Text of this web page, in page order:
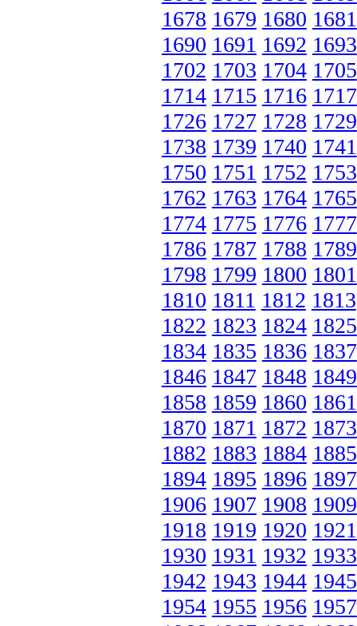
1678 1679 1680 1681
1690 1691 1692 1693
1702 1703 1704 1705
1714 1715 1716 1717
1726 1727 1728 1729
1738 1739 1740 1741
1750 1751 1752 1753
1762 1763 1764 1765
1774 1775 1776 1777
1786 1787 1788 1789
1798 1799 1800 1801
1810 1811 1812 1813
1822 1823 1824 1825
1834 1835 1836 1837
1846 1847 1848 1849
1858 1859 1860 1861
1870 1871 1872 1873
1882 1883 1884 1885
1894 1895 1896 1897
1906 1907 1908 1909
1918 1919 1920 1921
1930 1931 1932 1933
1942 1943 1944 1945
1954 1955 1956 1957